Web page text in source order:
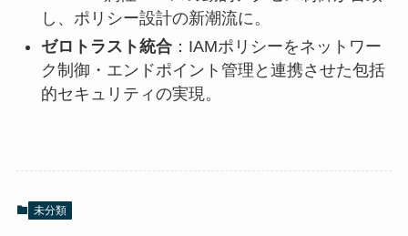
し、ポリシー設計の新潮流に。
ゼロトラスト統合：IAMポリシーをネットワー
ク制御・エンドポイント管理と連携させた包括
的セキュリティの実現。
未分類